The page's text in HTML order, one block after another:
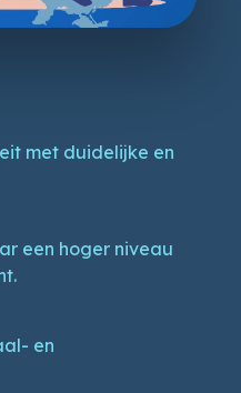
met duidelijke en
een hoger niveau
en